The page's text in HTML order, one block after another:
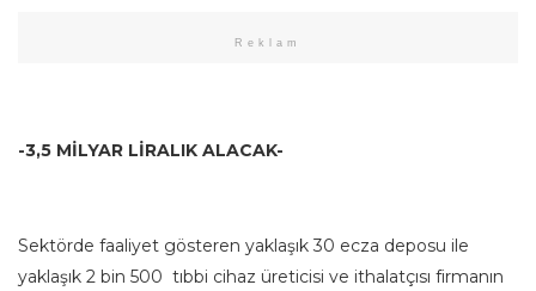
Reklam
-3,5 MİLYAR LİRALIK ALACAK-
Sektörde faaliyet gösteren yaklaşık 30 ecza deposu ile
yaklaşık 2 bin 500 tıbbi cihaz üreticisi ve ithalatçısı firmanın